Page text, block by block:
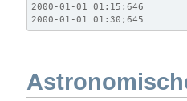
2000-01-01 01:15;646
2000-01-01 01:30;645